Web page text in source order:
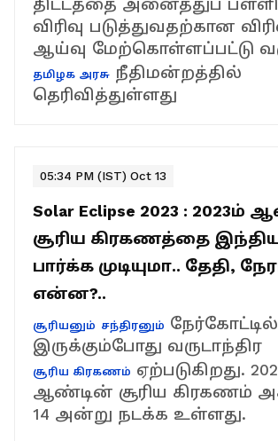
திட்டத்தை அனைத்துப்
விரிவு படுத்துவதற்கான
ஆய்வு மேற்கொள்ளப்பட்டு
தமிழக அரசு நீதிமன்றத்தில்
தெரிவித்துள்ளது
05:34 PM (IST) Oct 13
Solar Eclipse 2023 :
சூரிய கிரகணத்தை
பார்க்க முடியுமா.. தேதி,
என்ன?..
சூரியனும் சந்திரனும் நேர்கோட்டில்
இருக்கும்போது வருடாந்திர
சூரிய கிரகணம் ஏற்படுகிறது.
ஆண்டின் சூரிய கிரகணம்
14 அன்று நடக்க உள்ளது.